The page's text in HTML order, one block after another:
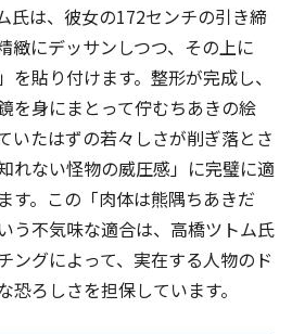
氏は、彼女の172センチの引き締
緻にデッサンしつつ、その上に
を貼り付けます。整形が完成し、
を身にまとって佇むちあきの絵
いたはずの若々しさが削ぎ落とさ
れない怪物の威圧感」に完璧に適
す。この「肉体は熊隅ちあきだ
う不気味な適合は、高橋ツトム氏
ングによって、実在する人物のド
ろしさを担保しています。